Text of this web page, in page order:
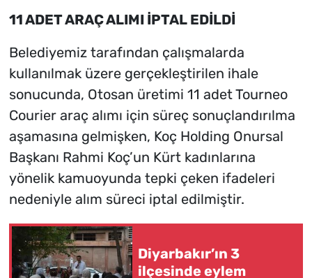
11 ADET ARAÇ ALIMI İPTAL EDİLDİ
Belediyemiz tarafından çalışmalarda
kullanılmak üzere gerçekleştirilen ihale
sonucunda, Otosan üretimi 11 adet Tourneo
Courier araç alımı için süreç sonuçlandırılma
aşamasına gelmişken, Koç Holding Onursal
Başkanı Rahmi Koç’un Kürt kadınlarına
yönelik kamuoyunda tepki çeken ifadeleri
nedeniyle alım süreci iptal edilmiştir.
Diyarbakır’ın 3
ilçesinde eylem